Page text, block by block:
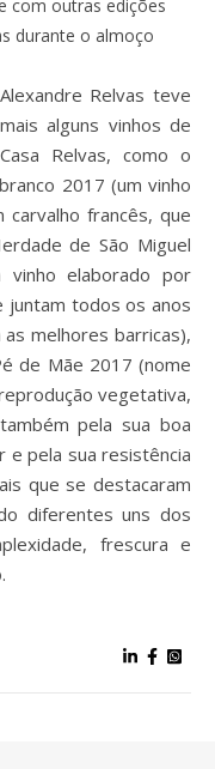
com outras edições
durante o almoço
Relvas teve
alguns vinhos de
Relvas, como o
2017 (um vinho
francês, que
de São Miguel
vinho elaborado por
todos os anos
melhores barricas),
de Mãe 2017 (nome
vegetativa,
pela sua boa
pela sua resistência
que se destacaram
diferentes uns dos
frescura e